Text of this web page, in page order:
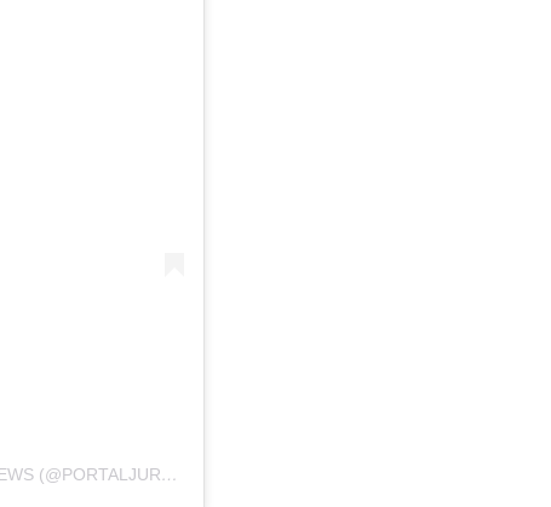
UMA PUBLICAÇÃO COMPARTILHADA POR JUREMA NEWS (@PORTALJUREMANEWS)